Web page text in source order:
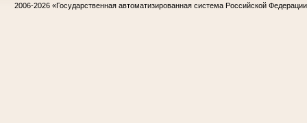
2006-2026 «Государственная автоматизированная система Российской